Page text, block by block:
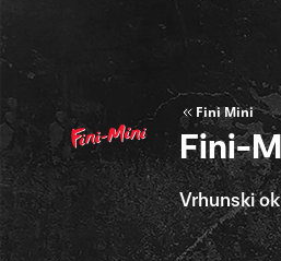
Fini Mini
Fini-
Vrhunski